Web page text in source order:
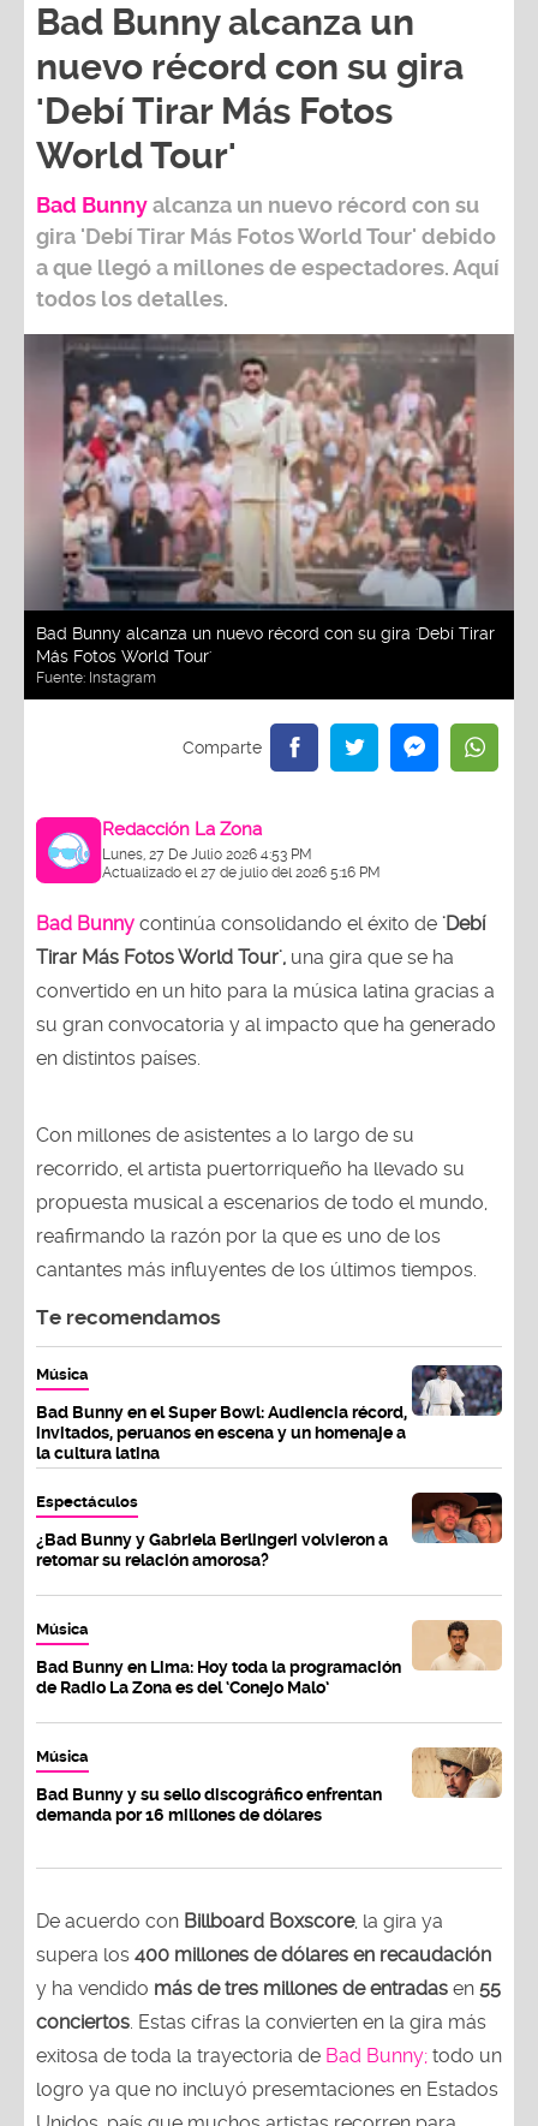
Bad Bunny alcanza un
nuevo récord con su gira
'Debí Tirar Más Fotos
World Tour'
Bad Bunnyalcanza un nuevo récord con su
gira 'Debí Tirar Más Fotos World Tour' debido
a que llegó a millones de espectadores. Aquí
todos los detalles.
Bad Bunny alcanza un nuevo récord con su gira 'Debí Tirar
Más Fotos World Tour'
Fuente: Instagram
Redacción La Zona
Lunes, 27 De Julio 2026 4:53 PM
Actualizado el 27 de julio del 2026 5:16 PM
Bad Bunny continúa consolidando el éxito de 'Debí
Tirar Más Fotos World Tour', una gira que se ha
convertido en un hito para la música latina gracias a
su gran convocatoria y al impacto que ha generado
en distintos países.
Con millones de asistentes a lo largo de su
recorrido, el artista puertorriqueño ha llevado su
propuesta musical a escenarios de todo el mundo,
reafirmando la razón por la que es uno de los
cantantes más influyentes de los últimos tiempos.
Te recomendamos
Música
Bad Bunny en el Super Bowl: Audiencia récord,
invitados, peruanos en escena y un homenaje a
la cultura latina
Espectáculos
¿Bad Bunny y Gabriela Berlingeri volvieron a
retomar su relación amorosa?
Música
Bad Bunny en Lima: Hoy toda la programación
de Radio La Zona es del ‘Conejo Malo’
Música
Bad Bunny y su sello discográfico enfrentan
demanda por 16 millones de dólares
De acuerdo con Billboard Boxscore, la gira ya
supera los 400 millones de dólares en recaudación
y ha vendido más de tres millones de entradas en 55
conciertos . Estas cifras la convierten en la gira más
exitosa de toda la trayectoria de Bad Bunny; todo un
logro ya que no incluyó presemtaciones en Estados